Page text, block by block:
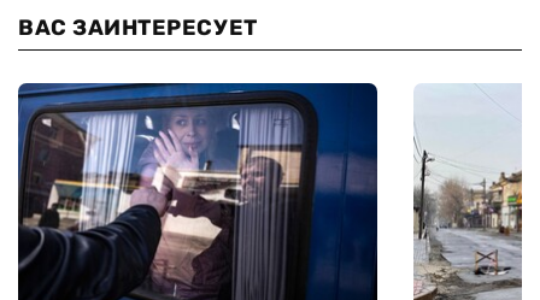
ВАС ЗАИНТЕРЕСУЕТ